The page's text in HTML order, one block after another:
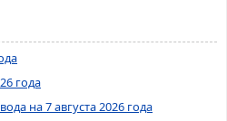
года
на 7 августа 2026 года